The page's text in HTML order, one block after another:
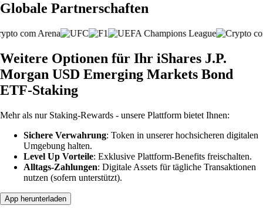
Globale Partnerschaften
Weitere Optionen für Ihr iShares J.P.
Morgan USD Emerging Markets Bond
ETF-Staking
Mehr als nur Staking-Rewards - unsere Plattform bietet Ihnen:
Sichere Verwahrung: Token in unserer hochsicheren digitalen
Umgebung halten.
Level Up Vorteile: Exklusive Plattform-Benefits freischalten.
Alltags-Zahlungen: Digitale Assets für tägliche Transaktionen
nutzen (sofern unterstützt).
App herunterladen